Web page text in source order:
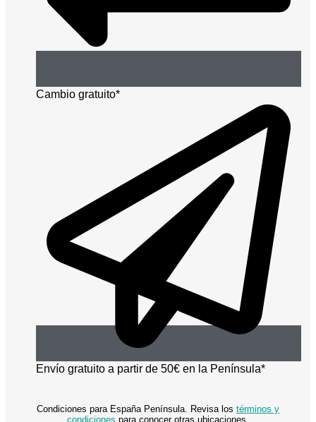
Cambio gratuito*
Envío gratuito a partir de 50€ en la Península*
Condiciones para España Península. Revisa los términos y
condiciones para conocer otras ubicaciones.